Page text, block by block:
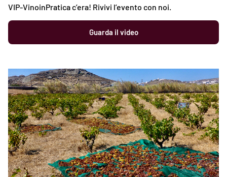
VIP-VinoinPratica c’era! Rivivi l’evento con noi.
Guarda il video